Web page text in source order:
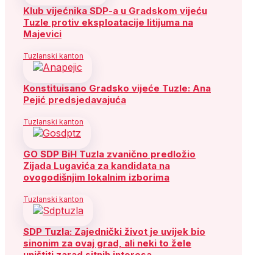
Klub vijećnika SDP-a u Gradskom vijeću
Tuzle protiv eksploatacije litijuma na
Majevici
Tuzlanski kanton
Konstituisano Gradsko vijeće Tuzle: Ana
Pejić predsjedavajuća
Tuzlanski kanton
GO SDP BiH Tuzla zvanično predložio
Zijada Lugavića za kandidata na
ovogodišnjim lokalnim izborima
Tuzlanski kanton
SDP Tuzla: Zajednički život je uvijek bio
sinonim za ovaj grad, ali neki to žele